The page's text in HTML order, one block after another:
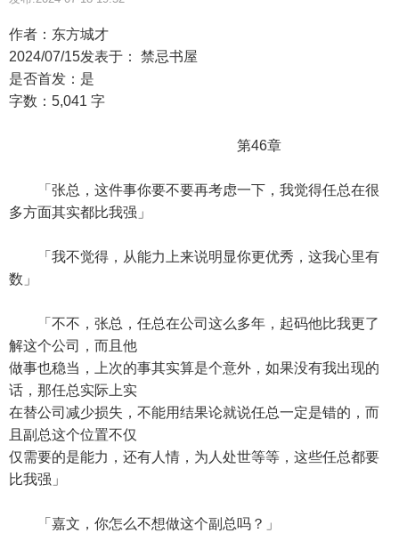
作者：东方城才
2024/07/15发表于： 禁忌书屋
是否首发：是
字数：5,041 字
第46章
「张总，这件事你要不要再考虑一下，我觉得任总在很
多方面其实都比我强」
「我不觉得，从能力上来说明显你更优秀，这我心里有
数」
「不不，张总，任总在公司这么多年，起码他比我更了
解这个公司，而且他
做事也稳当，上次的事其实算是个意外，如果没有我出现的
话，那任总实际上实
在替公司减少损失，不能用结果论就说任总一定是错的，而
且副总这个位置不仅
仅需要的是能力，还有人情，为人处世等等，这些任总都要
比我强」
「嘉文，你怎么不想做这个副总吗？」